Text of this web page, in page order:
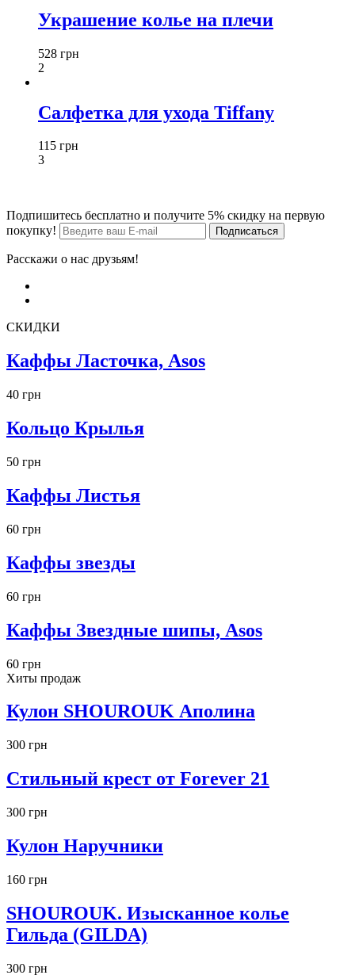
Украшение колье на плечи
528 грн
2
Салфетка для ухода Tiffany
115 грн
3
Подпишитесь бесплатно и получите 5% скидку на первую
покупку!
Расскажи о нас друзьям!
СКИДКИ
Каффы Ласточка, Asos
40 грн
Кольцо Крылья
50 грн
Каффы Листья
60 грн
Каффы звезды
60 грн
Каффы Звездные шипы, Asos
60 грн
Хиты продаж
Кулон SHOUROUK Аполина
300 грн
Стильный крест от Forever 21
300 грн
Кулон Наручники
160 грн
SHOUROUK. Изысканное колье
Гильда (GILDA)
300 грн